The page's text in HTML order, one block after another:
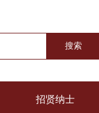
搜索
招贤纳士